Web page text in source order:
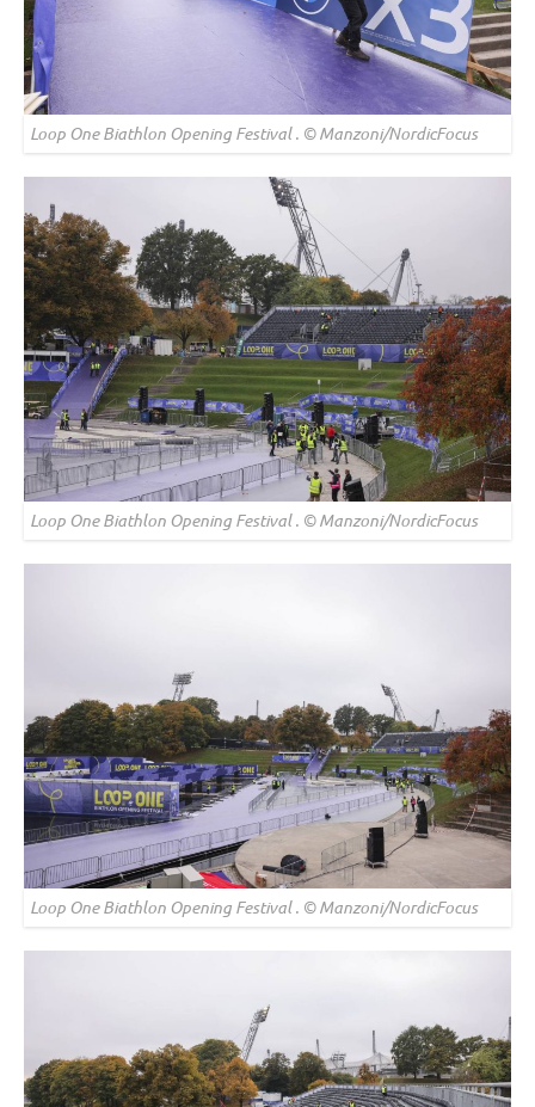
Loop One Biathlon Opening Festival . © Manzoni/NordicFocus
Loop One Biathlon Opening Festival . © Manzoni/NordicFocus
Loop One Biathlon Opening Festival . © Manzoni/NordicFocus